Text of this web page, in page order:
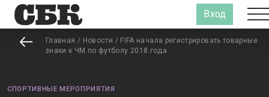
Вход
Главная / Новости / FIFA начала регистрировать товарные
знаки к ЧМ по футболу 2018 года
СПОРТИВНЫЕ МЕРОПРИЯТИЯ